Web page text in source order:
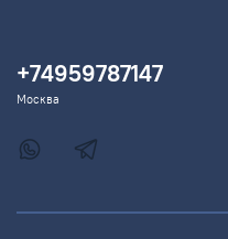
+74959787147
Москва